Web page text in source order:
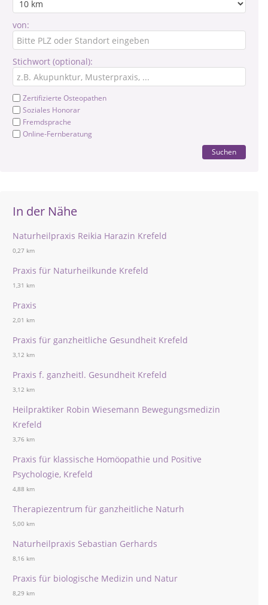
von:
Stichwort (optional):
Zertifizierte Osteopathen
Soziales Honorar
Fremdsprache
Online-Fernberatung
Suchen
In der Nähe
Naturheilpraxis Reikia Harazin Krefeld
0,27 km
Praxis für Naturheilkunde Krefeld
1,31 km
Praxis
2,01 km
Praxis für ganzheitliche Gesundheit Krefeld
3,12 km
Praxis f. ganzheitl. Gesundheit Krefeld
3,12 km
Heilpraktiker Robin Wiesemann Bewegungsmedizin
Krefeld
3,76 km
Praxis für klassische Homöopathie und Positive
Psychologie, Krefeld
4,88 km
Therapiezentrum für ganzheitliche Naturh
5,00 km
Naturheilpraxis Sebastian Gerhards
8,16 km
Praxis für biologische Medizin und Natur
8,29 km